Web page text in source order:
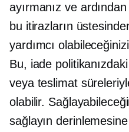
ayırmanız ve
bu itirazların
yardımcı
Bu, iade
veya teslimat
olabilir.
sağlayınderinlemesine